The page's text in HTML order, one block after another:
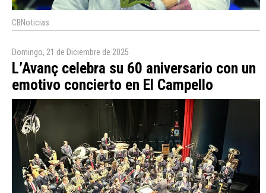
CBNoticias
Domingo, 21 de Diciembre de 2025
L’Avanç celebra su 60 aniversario con un
emotivo concierto en El Campello